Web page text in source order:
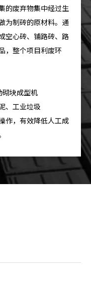
的废弃物集中经过生
为制砖的原材料。通
空心砖、铺路砖、路
，整个项目利废环
块成型机
、工业垃圾
作，有效降低人工成